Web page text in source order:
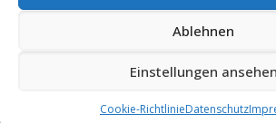
Ablehnen
Einstellungen ansehen
Cookie-RichtlinieDatenschutz
Impressum|